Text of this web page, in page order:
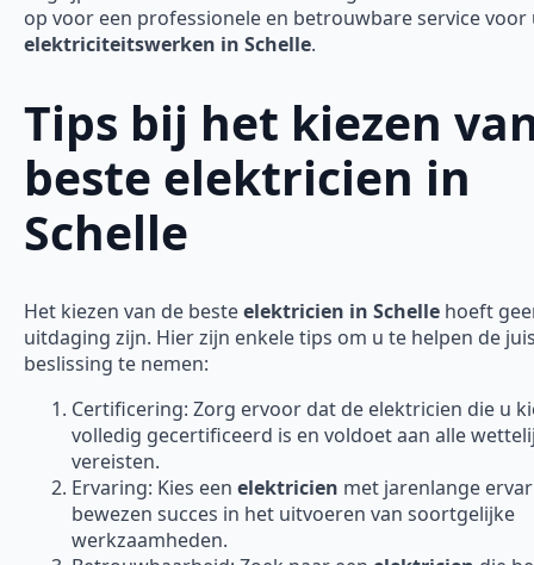
op voor een professionele en betrouwbare service voor
elektriciteitswerken in Schelle.
Tips bij het kiezen
beste elektricien in
Schelle
Het kiezen van de besteelektricien in Schelle hoeft
uitdaging zijn. Hier zijn enkele tips om u te helpen de
beslissing te nemen:
Certificering: Zorg ervoor dat de elektricien die u
volledig gecertificeerd is en voldoet aan alle
vereisten.
Ervaring: Kies een elektricien met jarenlange
bewezen succes in het uitvoeren van soortgelijke
werkzaamheden.